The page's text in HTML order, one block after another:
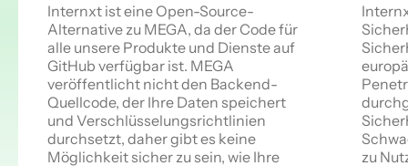
Internxt ist eine Open-Source-
Alternative zu MEGA, da der Code für
alle unsere Produkte und Dienste auf
GitHub verfügbar ist. MEGA
veröffentlicht nicht den Backend-
Quellcode, der Ihre Daten speichert
und Verschlüsselungsrichtlinien
durchsetzt, daher gibt es keine
Möglichkeit sicher zu sein, wie Ihre
zu